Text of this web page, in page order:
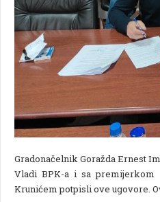
Gradonačelnik Goražda Ernest
Vladi BPK-a i sa
Krunićem potpisli ove ugovore.